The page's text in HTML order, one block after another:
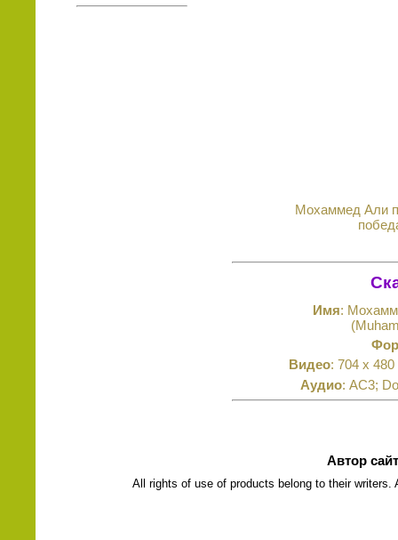
Мохаммед Али
Имя:
Видео: 704 x
Аудио: AC3;
Автор
All rights of use of products belong to their